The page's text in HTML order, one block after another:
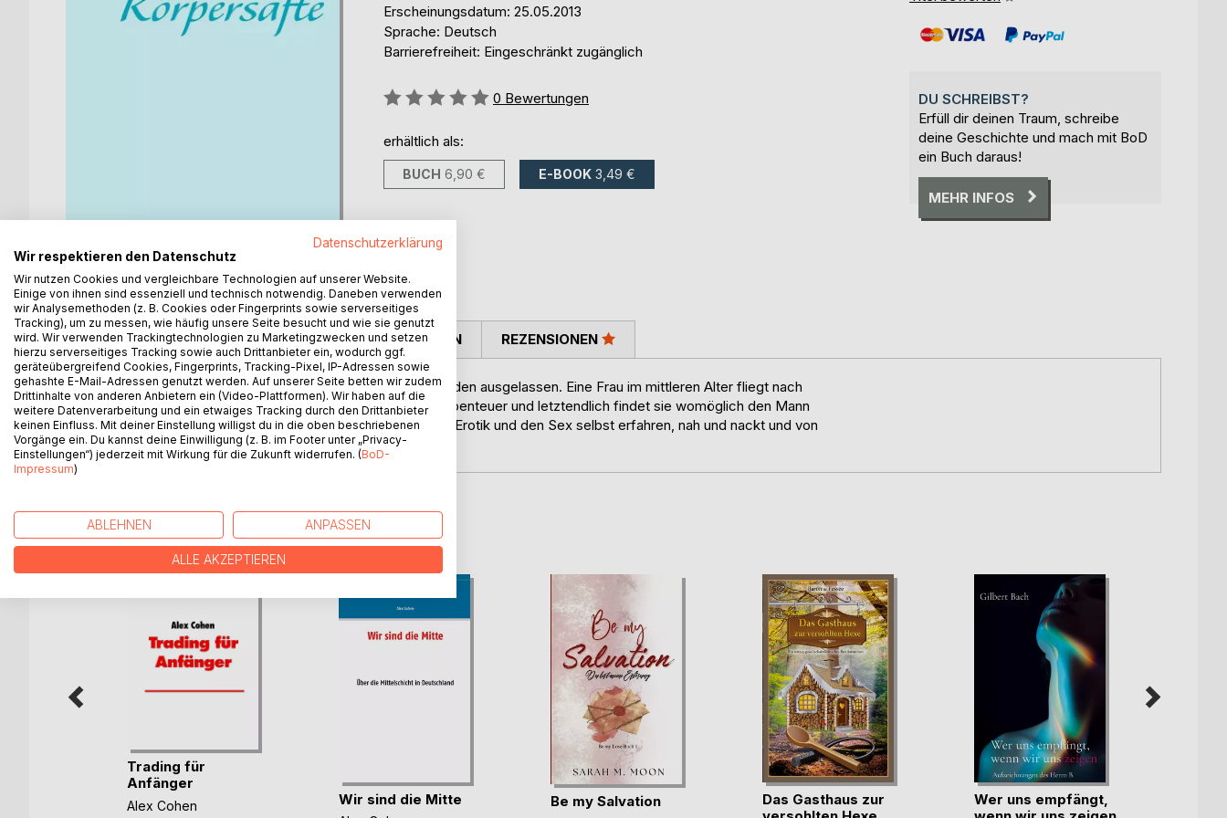
Erscheinungsdatum: 25.05.2013
Sprache: Deutsch
Barrierefreiheit: Eingeschränkt zugänglich
Bewertung::
0 Bewertungen
erhältlich als:
BUCH 6,90 € E-BOOK 3,49 €
DU SCHREIBST?
Erfüll dir deinen Traum, schreibe
deine Geschichte und mach mit BoD
ein Buch daraus!
MEHR INFOS
BESCHREIBUNG
Körpersäfte ist Erotik und Spannung Pur. Keine Tabus werden ausgelassen. Eine Frau im mittleren Alter fliegt nach
einer Scheidung nach Mexiko und erlebt dort erotische Abenteuer und letztendlich findet sie womöglich den Mann
ihres Lebens. Körpersäfte liest sich so als würde man die Erotik und den Sex selbst erfahren, nah und nackt und von
Anfang bis Ende spannend. Ein Buch für Erwachsene.
AUTOR/IN PRESSESTIMMEN REZENSIONEN
WEITERE TITEL BEIBoD
Trading für
Anfänger
Alex Cohen Wir sind die Mitte Be my Salvation
Das Gasthaus zur
Wer uns empfängt,
Datenschutzerklärung
Wir respektieren den Datenschutz
Wir nutzen Cookies und vergleichbare Technologien auf unserer Website.
Einige von ihnen sind essenziell und technisch notwendig. Daneben verwenden
wir Analysemethoden (z. B. Cookies oder Fingerprints sowie serverseitiges
Tracking), um zu messen, wie häufig unsere Seite besucht und wie sie genutzt
wird. Wir verwenden Trackingtechnologien zu Marketingzwecken und setzen
hierzu serverseitiges Tracking sowie auch Drittanbieter ein, wodurch ggf.
geräteübergreifend Cookies, Fingerprints, Tracking-Pixel, IP-Adressen sowie
gehashte E-Mail-Adressen genutzt werden. Auf unserer Seite betten wir zudem
Drittinhalte von anderen Anbietern ein (Video-Plattformen). Wir haben auf die
weitere Datenverarbeitung und ein etwaiges Tracking durch den Drittanbieter
keinen Einfluss. Mit deiner Einstellung willigst du in die oben beschriebenen
Vorgänge ein. Du kannst deine Einwilligung (z. B. im Footer unter „Privacy-
Einstellungen“) jederzeit mit Wirkung für die Zukunft widerrufen. (BoD-
Impressum)
ABLEHNEN ANPASSEN
ALLE AKZEPTIEREN